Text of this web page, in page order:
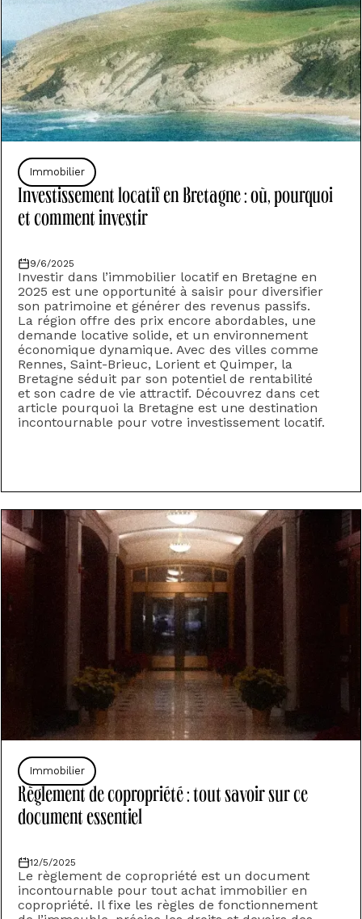
Immobilier
Investissement locatif en Bretagne : où, pourquoi
et comment investir
9/6/2025
‍Investir dans l’immobilier locatif en Bretagne en
2025 est une opportunité à saisir pour diversifier
son patrimoine et générer des revenus passifs.
La région offre des prix encore abordables, une
demande locative solide, et un environnement
économique dynamique. Avec des villes comme
Rennes, Saint-Brieuc, Lorient et Quimper, la
Bretagne séduit par son potentiel de rentabilité
et son cadre de vie attractif. Découvrez dans cet
article pourquoi la Bretagne est une destination
incontournable pour votre investissement locatif.
Immobilier
Règlement de copropriété : tout savoir sur ce
document essentiel
12/5/2025
‍Le règlement de copropriété est un document
incontournable pour tout achat immobilier en
copropriété. Il fixe les règles de fonctionnement